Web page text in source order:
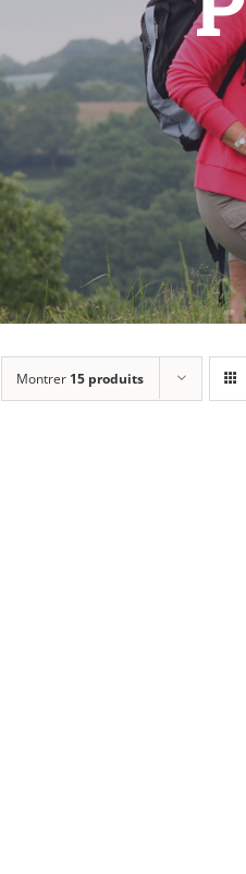
Montrer 15 produits